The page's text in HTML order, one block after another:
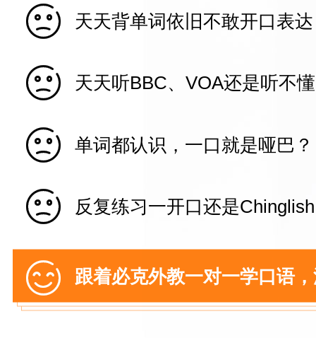
 天天背单词依旧不敢开口表
 天天听BBC、VOA还是听不
 单词都认识，一口就是哑巴？
 反复练习一开口还是
 跟着必克外教一对一学口语